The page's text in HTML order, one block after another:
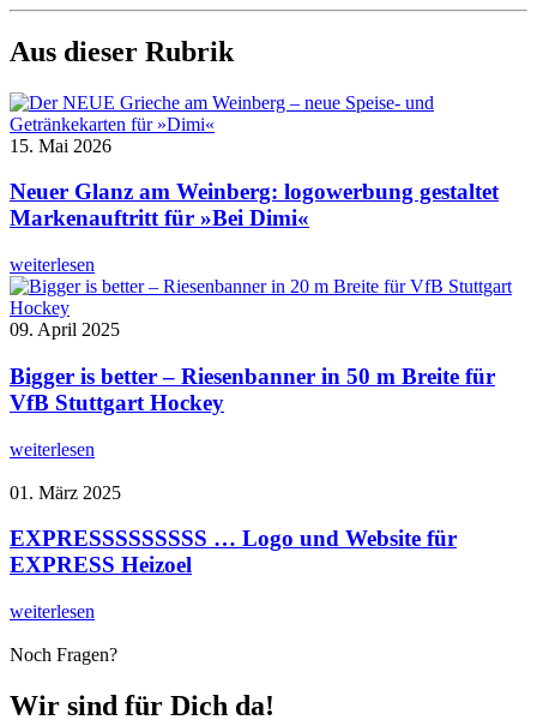
Aus dieser Rubrik
15. Mai 2026
Neuer Glanz am Weinberg: logowerbung gestaltet
Markenauftritt für »Bei Dimi«
weiterlesen
09. April 2025
Bigger is better – Riesenbanner in 50 m Breite für
VfB Stuttgart Hockey
weiterlesen
01. März 2025
EXPRESSSSSSSSS … Logo und Website für
EXPRESS Heizoel
weiterlesen
Noch Fragen?
Wir sind für Dich da!